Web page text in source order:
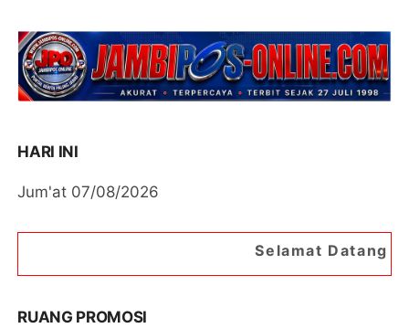
HARI INI
Jum'at 07/08/2026
Selamat Datang di Portal
RUANG PROMOSI